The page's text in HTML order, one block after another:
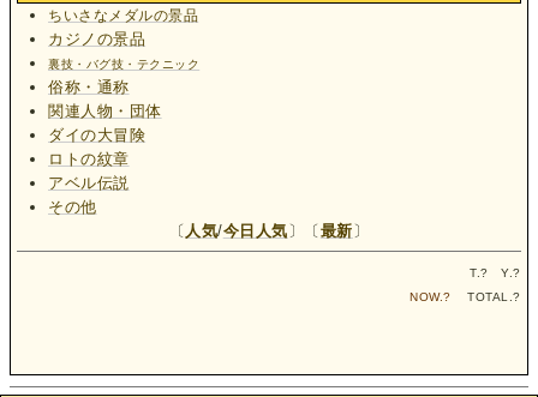
ちいさなメダルの景品
カジノの景品
裏技・バグ技・テクニック
俗称・通称
関連人物・団体
ダイの大冒険
ロトの紋章
アベル伝説
その他
〔 人気/今日人気〕〔最新〕
T.? Y.?
NOW.? TOTAL.?